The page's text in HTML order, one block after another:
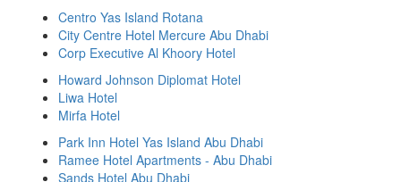
Centro Yas Island Rotana
City Centre Hotel Mercure Abu Dhabi
Corp Executive Al Khoory Hotel
Howard Johnson Diplomat Hotel
Liwa Hotel
Mirfa Hotel
Park Inn Hotel Yas Island Abu Dhabi
Ramee Hotel Apartments - Abu Dhabi
Sands Hotel Abu Dhabi